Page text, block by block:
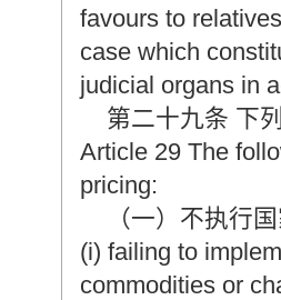
favours to
case which
judicial organs in
第二十九条 下
Article 29 The
pricing:
（一）不执行国
(i) failing to
commodities or